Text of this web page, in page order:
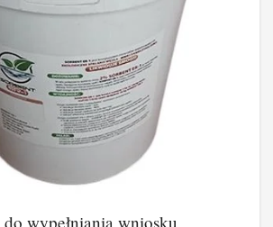
wypełniania wniosku,